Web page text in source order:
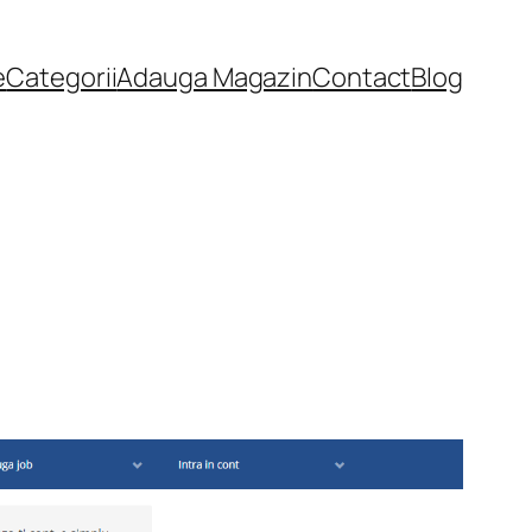
CategoriiAdauga MagazinContactBlog